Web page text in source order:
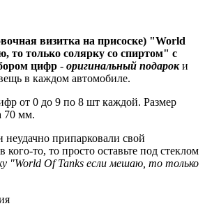
визитка на присоске) "World
то только солярку со спиртом" с
цифр - оригинальный подароки
в каждом автомобиле.
от 0 до 9 по 8 шт каждой. Размер
70 мм.
неудачно припарковали свой
кого-то, то просто оставьте под стеклом
"World Of Tanks если мешаю, то только